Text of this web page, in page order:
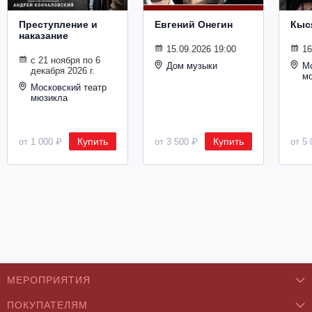
Металл
Преступление и
наказание
с 21 ноября по 6
декабря 2026 г.
Московский театр
мюзикла
от 1 000 ₽ Купить
Евгений Онегин
15.09.2026 19:00
Дом музыки
от 3 500 ₽ Купить от 5
МЕРОПРИЯТИЯ
ПОКУПАТЕЛЯМ